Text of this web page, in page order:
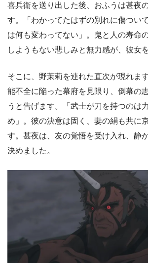
喜兵衛を送り出した後、おふうは甚夜
す。「わかってたはずの別れに傷つい
は何も変わってない」。鬼と人の寿命
しようもない悲しみと無力感が、彼女
そこに、野茉莉を連れた直次が現れま
能不全に陥った幕府を見限り、倒幕の
うと告げます。「武士が刀を持つのは
め」。彼の決意は固く、妻の絹も共に
す。甚夜は、友の覚悟を受け入れ、静
決めました。